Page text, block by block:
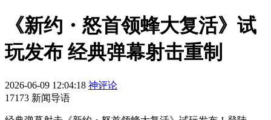
《新约・怒首领蜂大复活》试
玩发布 经典弹幕射击重制
2026-06-09 12:04:18 神评论
17173 新闻导语